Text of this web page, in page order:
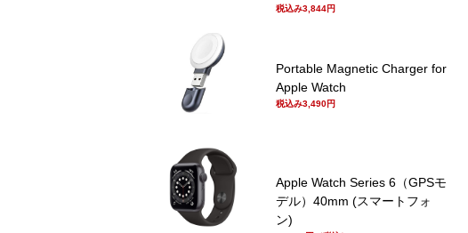
税込み3,844円
Portable Magnetic Charger for
Apple Watch
税込み3,490円
Apple Watch Series 6（GPSモ
デル）40mm (スマートフォ
ン)